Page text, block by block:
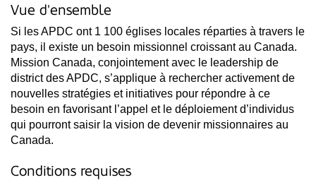
Vue d'ensemble
Si les APDC ont 1 100 églises locales réparties à travers le
pays, il existe un besoin missionnel croissant au Canada.
Mission Canada, conjointement avec le leadership de
district des APDC, s’applique à rechercher activement de
nouvelles stratégies et initiatives pour répondre à ce
besoin en favorisant l’appel et le déploiement d’individus
qui pourront saisir la vision de devenir missionnaires au
Canada.
Conditions requises